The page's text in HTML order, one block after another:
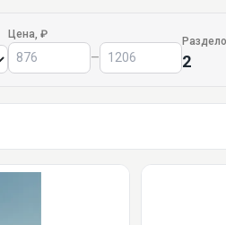
Цена, ₽
– 2